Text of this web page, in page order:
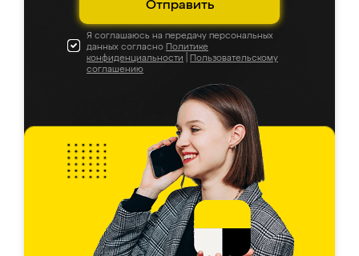
Отправить
Я соглашаюсь на передачу персональных
данных согласно Политике
конфиденциальности
Пользовательскому
соглашению